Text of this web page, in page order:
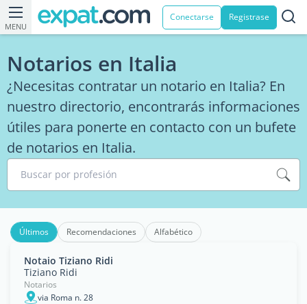
MENU
Conectarse Registrase
Notarios en Italia
¿Necesitas contratar un notario en Italia? En
nuestro directorio, encontrarás informaciones
útiles para ponerte en contacto con un bufete
de notarios en Italia.
Buscar por profesión
Últimos Recomendaciones Alfabético
Notaio Tiziano Ridi
Tiziano Ridi
Notarios
via Roma n. 28